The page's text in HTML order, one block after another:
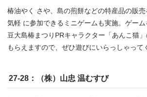
椿油やく さや、島の煎餅などの特産品の販売
気軽 に参加できるミニゲームも実施。ゲー
豆大島椿まつりPRキャラクター「あんこ猫
もらえますので、ぜひ遊びにいらっしゃって
27-28：（株）山忠 温むすび